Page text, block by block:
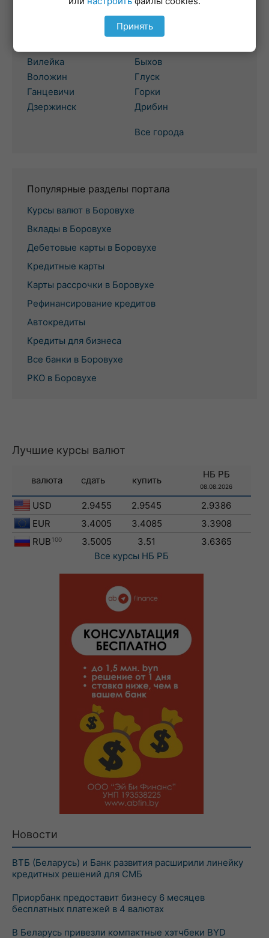
Вилейка
Воложин
Ганцевичи
Дзержинск
Могилев
Белыничи
Быхов
Глуск
Горки
Дрибин
Все города
Популярные разделы портала
Курсы валют в Боровухе
Вклады в Боровухе
Дебетовые карты в Боровухе
Кредитные карты
Карты рассрочки в Боровухе
Рефинансирование кредитов
Автокредиты
Кредиты для бизнеса
Все банки в Боровухе
РКО в Боровухе
Лучшие курсы валют
валюта сдать купить
НБ РБ
08.08.2026
USD 2.9455 2.9545
2.9386
EUR
3.4005 3.4085
3.3908
RUB 100 3.5005 3.51
3.6365
Все курсы НБ РБ
Новости
ВТБ (Беларусь) и Банк развития расширили линейку
кредитных решений для СМБ
Приорбанк предоставит бизнесу 6 месяцев
бесплатных платежей в 4 валютах
В Беларусь привезли компактные хэтчбеки BYD
Принять